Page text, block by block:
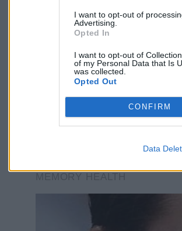
I want to opt-out of
Advertising.
Opted In
I want to opt-out of
of my Personal Data that Is
was collected.
Opted Out
CONFIRM
Data